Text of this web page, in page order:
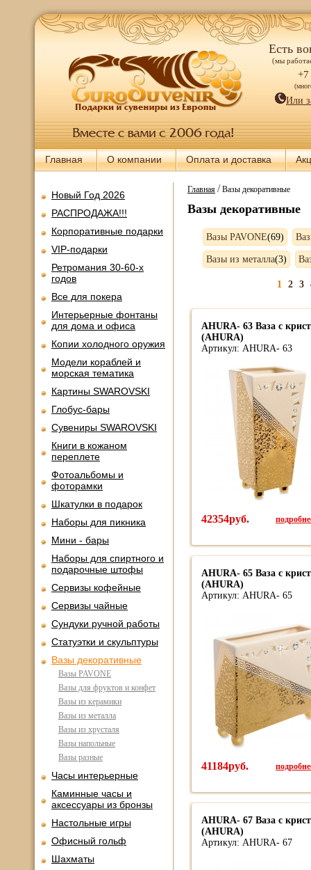
Есть
(мы
+7
Или
Главная О компании Оплата и доставка
Новый Год 2026
РАСПРОДАЖА!!!
Корпоративные подарки
VIP-подарки
Ретромания 30-60-х
годов
Все для покера
Интерьерные фонтаны
для дома и офиса
Копии холодного оружия
Модели кораблей и
морская тематика
Картины SWAROVSKI
Глобус-бары
Сувениры SWAROVSKI
Книги в кожаном
переплете
Фотоальбомы и
фоторамки
Шкатулки в подарок
Наборы для пикника
Мини - бары
Наборы для спиртного и
подарочные штофы
Сервизы кофейные
Сервизы чайные
Сундуки ручной работы
Статуэтки и скульптуры
Вазы декоративные
Вазы PAVONE
Вазы для фруктов и конфет
Вазы из керамики
Вазы из металла
Вазы из хрусталя
Вазы напольные
Вазы разные
Часы интерьерные
Каминные часы и
аксессуары из бронзы
Настольные игры
Офисный гольф
Шахматы
Главная/Вазы декоративные
Вазы декоративные
Вазы PAVONE(69)
Вазы из металла(3)
1 2 3
AHURA- 63 Ваза с
(AHURA)
Артикул: AHURA- 63
42354руб.
AHURA- 65 Ваза с
(AHURA)
Артикул: AHURA- 65
41184руб.
AHURA- 67 Ваза с
(AHURA)
Артикул: AHURA- 67